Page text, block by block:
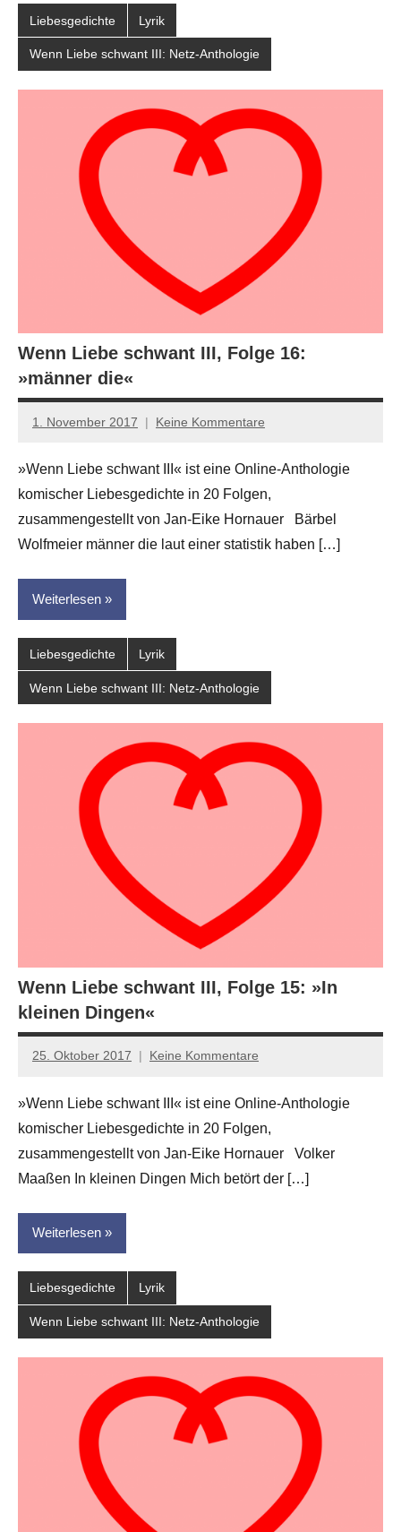
Liebesgedichte Lyrik
Wenn Liebe schwant III: Netz-Anthologie
Wenn Liebe schwant III, Folge 16:
»männer die«
1. November 2017
Jan-
Hornauer
für
dasgedichtblog
Keine Kommentare
»Wenn Liebe schwant III« ist eine Online-Anthologie
komischer Liebesgedichte in 20 Folgen,
zusammengestellt von Jan-Eike Hornauer Bärbel
Wolfmeier männer die laut einer statistik haben […]
Weiterlesen
Liebesgedichte Lyrik
Wenn Liebe schwant III: Netz-Anthologie
Wenn Liebe schwant III, Folge 15: »In
kleinen Dingen«
25. Oktober 2017
Jan-
Hornauer
für
dasgedichtblog
Keine Kommentare
»Wenn Liebe schwant III« ist eine Online-Anthologie
komischer Liebesgedichte in 20 Folgen,
zusammengestellt von Jan-Eike Hornauer Volker
Maaßen In kleinen Dingen Mich betört der […]
Weiterlesen
Liebesgedichte Lyrik
Wenn Liebe schwant III: Netz-Anthologie